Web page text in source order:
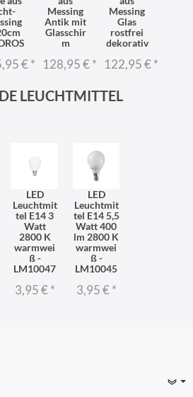
€*
Messing
Antik mit
Glasschir
m
128,95 €*
Messing
Glas
rostfrei
dekorativ
122,95 €*
LEUCHTMITTEL
LED
Leuchtmit
tel E14 3
Watt
2800 K
warmwei
ß -
LM10047
3,95 €*
LED
Leuchtmit
tel E14 5,5
Watt 400
lm 2800 K
warmwei
ß -
LM10045
3,95 €*